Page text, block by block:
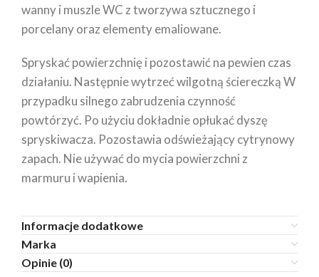
wanny i muszle WC z tworzywa sztucznego i
porcelany oraz elementy emaliowane.
Spryskać powierzchnię i pozostawić na pewien czas
działaniu. Następnie wytrzeć wilgotną ściereczką W
przypadku silnego zabrudzenia czynność
powtórzyć. Po użyciu dokładnie opłukać dyszę
spryskiwacza. Pozostawia odświeżający cytrynowy
zapach. Nie używać do mycia powierzchni z
marmuru i wapienia.
Informacje dodatkowe
Marka
Opinie (0)